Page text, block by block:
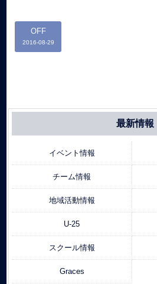
OFF
2016-08-29
最新情報
イベント情報
チーム情報
地域活動情報
U-25
スクール情報
Graces